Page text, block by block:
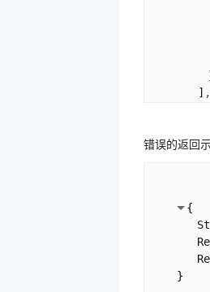
]
}
错误的返回示
{
}